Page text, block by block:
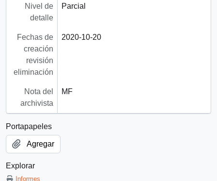
Nivel de
detalle
Parcial
Fechas de
creación
revisión
eliminación
2020-10-20
Nota del
archivista
MF
Portapapeles
Agregar
Explorar
Informes